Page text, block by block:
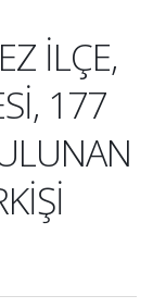
İLÇE,
177